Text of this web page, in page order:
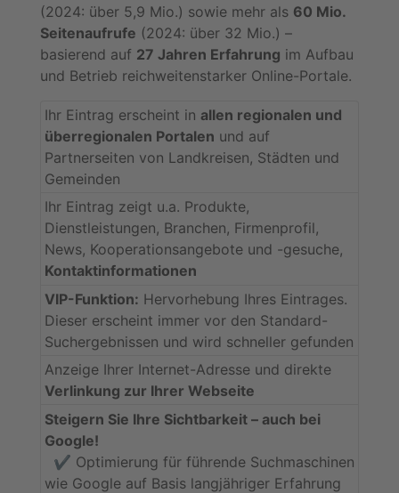
(2024: über 5,9 Mio.) sowie mehr als 60 Mio.
Seitenaufrufe (2024: über 32 Mio.) –
basierend auf 27 Jahren Erfahrung im Aufbau
und Betrieb reichweitenstarker Online-Portale.
Ihr Eintrag erscheint in allen regionalen und
überregionalen Portalen und auf
Partnerseiten von Landkreisen, Städten und
Gemeinden
Ihr Eintrag zeigt u.a. Produkte,
Dienstleistungen, Branchen, Firmenprofil,
News, Kooperationsangebote und -gesuche,
Kontaktinformationen
VIP-Funktion: Hervorhebung Ihres Eintrages.
Dieser erscheint immer vor den Standard-
Suchergebnissen und wird schneller gefunden
Anzeige Ihrer Internet-Adresse und direkte
Verlinkung zur Ihrer Webseite
Steigern Sie Ihre Sichtbarkeit – auch bei
Google!
✔️ Optimierung für führende Suchmaschinen
wie Google auf Basis langjähriger Erfahrung